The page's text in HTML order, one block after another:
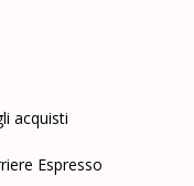
acquisti
Espresso